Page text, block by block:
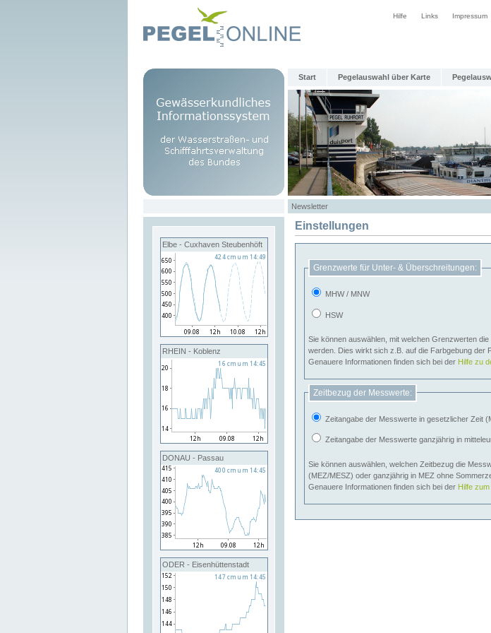
Hilfe Links Impressum
Start Pegelauswahl über Karte
Newsletter
Elbe - Cuxhaven Steubenhöft
RHEIN - Koblenz
DONAU - Passau
ODER - Eisenhüttenstadt
Einstellungen
Grenzwerte für Unter- & Überschreitungen:
MHW / MNW
HSW
Sie können auswählen, mit welchen Grenzwerten
werden. Dies wirkt sich z.B. auf die Farbgebung
Genauere Informationen finden sich bei der Hilfe zu
Zeitbezug der Messwerte:
Zeitangabe der Messwerte in gesetzlicher Zeit
Zeitangabe der Messwerte ganzjährig in
Sie können auswählen, welchen Zeitbezug die
(MEZ/MESZ) oder ganzjährig in MEZ ohne
Genauere Informationen finden sich bei der Hilfe